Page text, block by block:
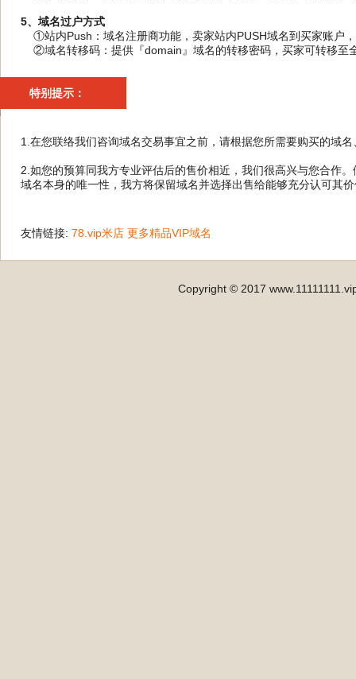
5、域名过户方式
①站内Push：域名注册商功能，卖家站内PUSH域名到买家账户
②域名转移码：提供『domain』域名的转移密码，买家可转移至
特别提示：
1.在您联络我们咨询域名交易事宜之前，请根据您所需要购买的域
2.如您的预算同我方专业评估后的售价相近，我们很高兴与您合作
域名本身的唯一性，我方将保留域名并选择出售给能够充分认可其
友情链接: 78.vip米店 更多精品VIP域名
Copyright © 2017